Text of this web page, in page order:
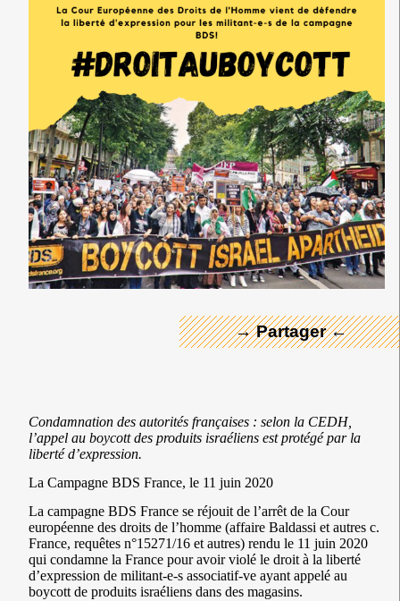
→ Partager ←
← Merci ! →
Condamnation des autorités françaises : selon la CEDH,
l’appel au boycott des produits israéliens est protégé par la
liberté d’expression.
La Campagne BDS France, le 11 juin 2020
La campagne BDS France se réjouit de l’arrêt de la Cour
européenne des droits de l’homme (affaire Baldassi et autres c.
France, requêtes n°15271/16 et autres) rendu le 11 juin 2020
qui condamne la France pour avoir violé le droit à la liberté
d’expression de militant-e-s associatif-ve ayant appelé au
boycott de produits israéliens dans des magasins.